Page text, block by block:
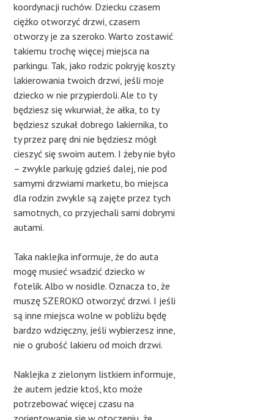
koordynacji ruchów. Dziecku czasem
ciężko otworzyć drzwi, czasem
otworzy je za szeroko. Warto zostawić
takiemu trochę więcej miejsca na
parkingu. Tak, jako rodzic pokryję koszty
lakierowania twoich drzwi, jeśli moje
dziecko w nie przypierdoli. Ale to ty
będziesz się wkurwiał, że ałka, to ty
będziesz szukał dobrego lakiernika, to
ty przez parę dni nie będziesz mógł
cieszyć się swoim autem. I żeby nie było
– zwykle parkuję gdzieś dalej, nie pod
samymi drzwiami marketu, bo miejsca
dla rodzin zwykle są zajęte przez tych
samotnych, co przyjechali sami dobrymi
autami.
Taka naklejka informuje, że do auta
mogę musieć wsadzić dziecko w
fotelik. Albo w nosidle. Oznacza to, że
muszę SZEROKO otworzyć drzwi. I jeśli
są inne miejsca wolne w pobliżu będę
bardzo wdzięczny, jeśli wybierzesz inne,
nie o grubość lakieru od moich drzwi.
Naklejka z zielonym listkiem informuje,
że autem jedzie ktoś, kto może
potrzebować więcej czasu na